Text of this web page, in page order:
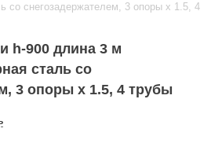
со снегозадержателем, 3 опоры х 1.5, 4
h-900 длина 3 м
сталь со
3 опоры х 1.5, 4 трубы